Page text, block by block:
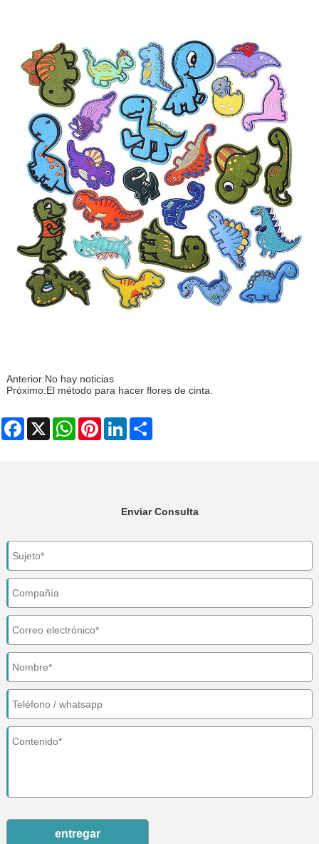
Anterior:No hay noticias
Próximo:El método para hacer flores de cinta.
Facebook
X WhatsAppPinterestLinkedIn
Enviar Consulta
entregar